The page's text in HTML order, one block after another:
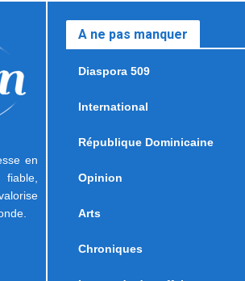
en
A ne pas manquer
Diaspora 509
International
République Dominicaine
Opinion
Arts
Chroniques